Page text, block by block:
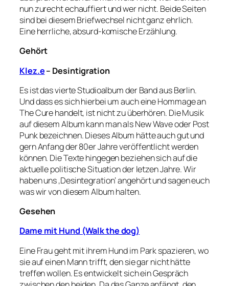
nun zurecht echauffiert und wer nicht. Beide Seiten
sind bei diesem Briefwechsel nicht ganz ehrlich.
Eine herrliche, absurd-komische Erzählung.
Gehört
Klez.e– Desintigration
Es ist das vierte Studioalbum der Band aus Berlin.
Und dass es sich hierbei um auch eine Hommage an
The Cure handelt, ist nicht zu überhören. Die Musik
auf diesem Album kann man als New Wave oder Post
Punk bezeichnen. Dieses Album hätte auch gut und
gern Anfang der 80er Jahre veröffentlicht werden
können. Die Texte hingegen beziehen sich auf die
aktuelle politische Situation der letzen Jahre. Wir
haben uns ‚Desintegration‘ angehört und sagen euch
was wir von diesem Album halten.
Gesehen
Dame mit Hund (Walk the dog)
Eine Frau geht mit ihrem Hund im Park spazieren, wo
sie auf einen Mann trifft, den sie gar nicht hätte
treffen wollen. Es entwickelt sich ein Gespräch